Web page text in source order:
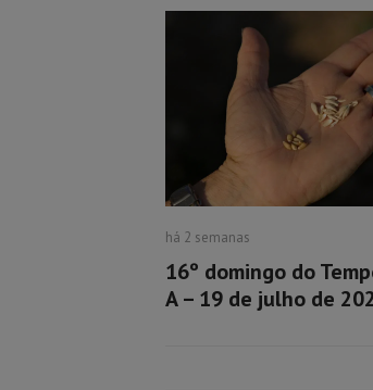
há 2 semanas
16º domingo do
A – 19 de julho de